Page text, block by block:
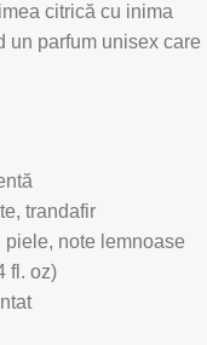
citrică cu inima
un parfum unisex care
trandafir
note lemnoase
fl. oz)